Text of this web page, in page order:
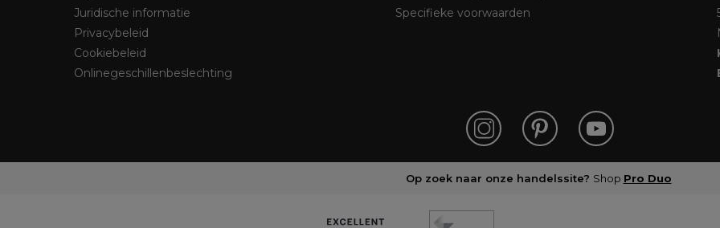
Juridische informatie
Privacybeleid
Cookiebeleid
Onlinegeschillenbeslechting
Specifieke voorwaarden
Op zoek naar onze handelssite? Shop Pro Duo